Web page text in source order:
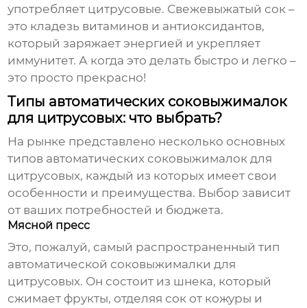
употребляет цитрусовые. Свежевыжатый сок –
это кладезь витаминов и антиоксидантов,
который заряжает энергией и укрепляет
иммунитет. А когда это делать быстро и легко –
это просто прекрасно!
Типы автоматических соковыжималок
для цитрусовых: что выбрать?
На рынке представлено несколько основных
типов автоматических соковыжималок для
цитрусовых, каждый из которых имеет свои
особенности и преимущества. Выбор зависит
от ваших потребностей и бюджета.
Мясной пресс
Это, пожалуй, самый распространенный тип
автоматической соковыжималки для
цитрусовых. Он состоит из шнека, который
сжимает фрукты, отделяя сок от кожуры и